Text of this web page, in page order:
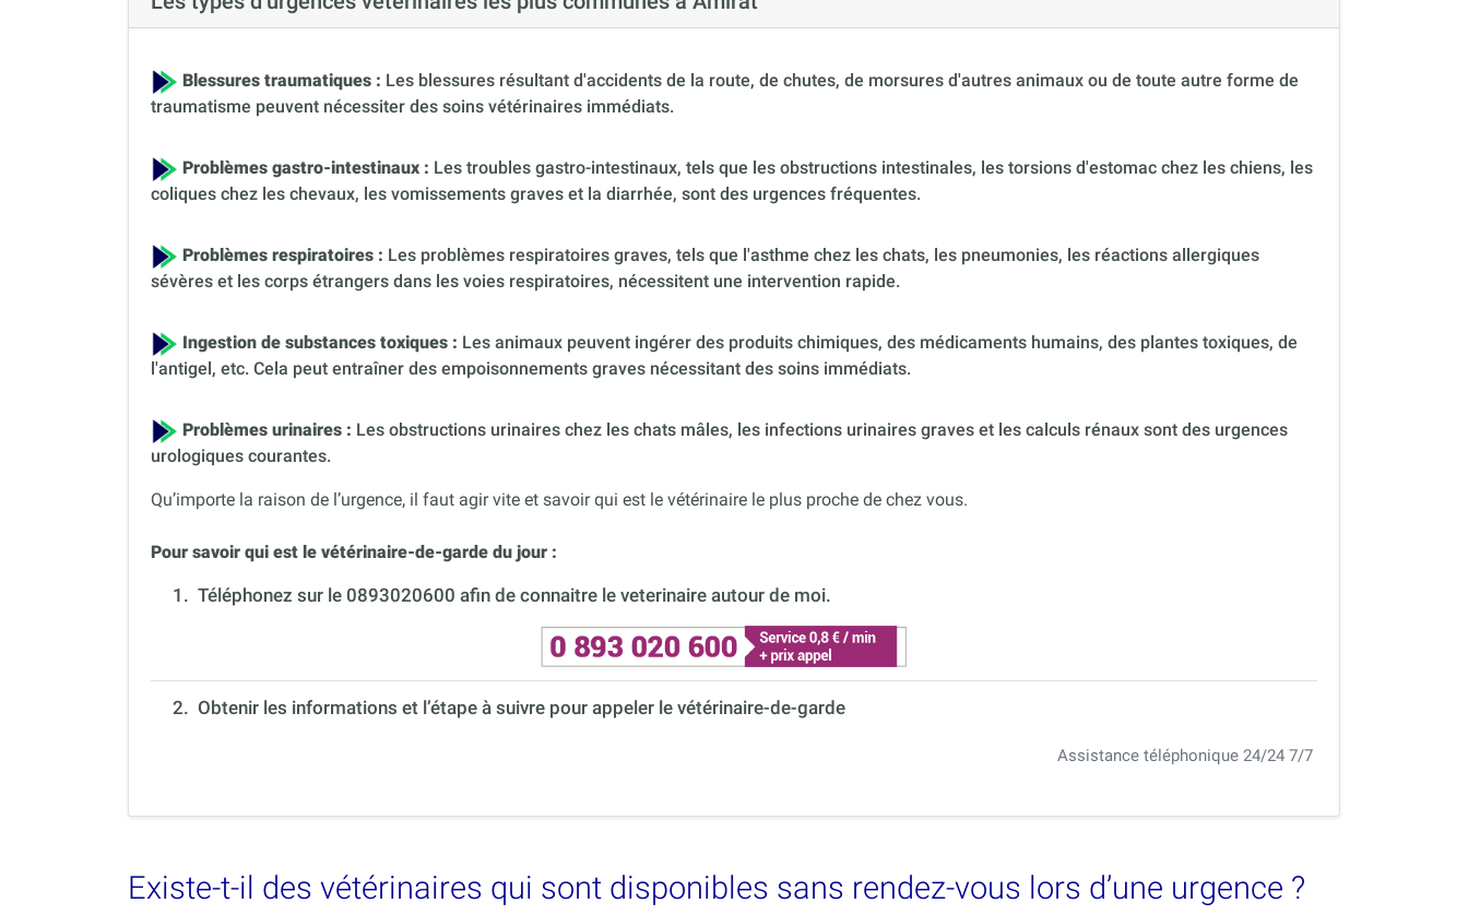
Blessures traumatiques : Les blessures résultant d'accidents de la route, de chutes, de morsures d'autres animaux ou de toute autre forme de
traumatisme peuvent nécessiter des soins vétérinaires immédiats.
Problèmes gastro-intestinaux : Les troubles gastro-intestinaux, tels que les obstructions intestinales, les torsions d'estomac chez les chiens, les
coliques chez les chevaux, les vomissements graves et la diarrhée, sont des urgences fréquentes.
Problèmes respiratoires : Les problèmes respiratoires graves, tels que l'asthme chez les chats, les pneumonies, les réactions allergiques
sévères et les corps étrangers dans les voies respiratoires, nécessitent une intervention rapide.
Ingestion de substances toxiques : Les animaux peuvent ingérer des produits chimiques, des médicaments humains, des plantes toxiques, de
l'antigel, etc. Cela peut entraîner des empoisonnements graves nécessitant des soins immédiats.
Problèmes urinaires : Les obstructions urinaires chez les chats mâles, les infections urinaires graves et les calculs rénaux sont des urgences
urologiques courantes.
Qu’importe la raison de l’urgence, il faut agir vite et savoir qui est le vétérinaire le plus proche de chez vous.
Pour savoir qui est le vétérinaire-de-garde du jour :
1. Téléphonez sur le 0893020600 afin de connaitre le veterinaire autour de moi.
2. Obtenir les informations et l’étape à suivre pour appeler le vétérinaire-de-garde
Assistance téléphonique 24/24 7/7
Existe-t-il des vétérinaires qui sont disponibles sans rendez-vous lors d’une urgence ?